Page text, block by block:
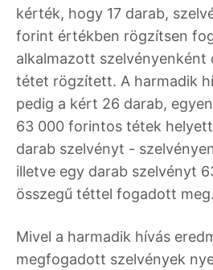
kérték, hogy 17 darab,
forint értékben rögzítsen
alkalmazott szelvényenként
tétet rögzített. A harmadik
pedig a kért 26 darab,
63 000 forintos tétek
darab szelvényt -
illetve egy darab szelvényt
összegű téttel fogadott meg.
Mivel a harmadik hívás
megfogadott szelvények